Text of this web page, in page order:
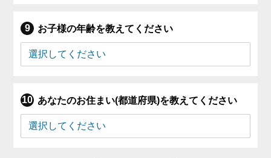
お子様の年齢を教えてください
あなたのお住まい(都道府県)を教えてください